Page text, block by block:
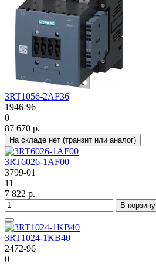
3RT1056-2AF36
1946-96
0
87 670 р.
На складе нет (транзит или аналог)
3RT6026-1AF00
3799-01
11
7 822 р.
В корзину
3RT1024-1KB40
2472-96
0